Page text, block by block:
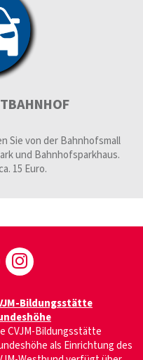
Sie von der Bahnhofsmall
und Bahnhofsparkhaus.
15 Euro.
Bildungsstätte
CVJM-Bildungsstätte
als Einrichtung des